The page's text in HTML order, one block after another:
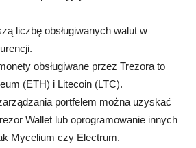
liczbę obsługiwanych walut w
obsługiwane przez Trezora to
(ETH) i Litecoin (LTC).
portfelem można uzyskać
Wallet lub oprogramowanie innych
Mycelium czy Electrum.